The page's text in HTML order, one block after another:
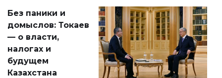
Без паники и
домыслов: Токаев
— о власти,
налогах и
будущем
Казахстана